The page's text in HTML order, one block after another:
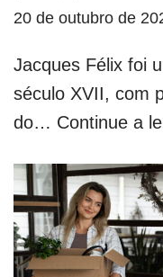
20 de outubro de
Jacques Félix foi
século XVII, com
do… Continue a